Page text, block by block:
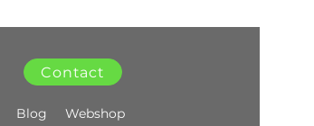
Contact
Blog Webshop